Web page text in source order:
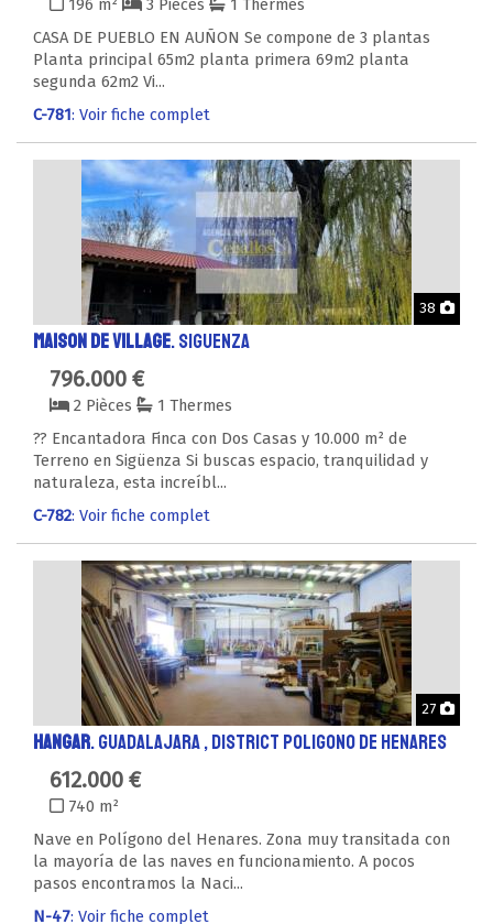
196 m² 3 Pièces
1 Thermes
CASA DE PUEBLO EN AUÑON Se compone de 3 plantas
Planta principal 65m2 planta primera 69m2 planta
segunda 62m2 Vi...
C-781: Voir fiche complet
38
MAISON DE VILLAGE. SIGUENZA
796.000 €
2 Pièces
1 Thermes
?? Encantadora Finca con Dos Casas y 10.000 m² de
Terreno en Sigüenza Si buscas espacio, tranquilidad y
naturaleza, esta increíbl...
C-782: Voir fiche complet
27
HANGAR. GUADALAJARA , District POLIGONO DE HENARES
612.000 €
740 m²
Nave en Polígono del Henares. Zona muy transitada con
la mayoría de las naves en funcionamiento. A pocos
pasos encontramos la Naci...
N-47: Voir fiche complet